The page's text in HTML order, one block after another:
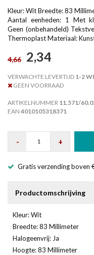
Kleur: Wit Breedte: 83
Aantal eenheden: 1 Met
Geen (onbehandeld)
Thermoplast Materiaal:
4,66 2,34
VERWACHTE LEVERTIJD 1-2
GEEN VOORRAAD
ARTIKELNUMMER 11.571/
EAN 4010105318371
- +
Gratis verzending boven
Productomschrijving
Kleur: Wit
Breedte: 83 Millimeter
Halogeenvrij: Ja
Hoogte: 83 Millimeter